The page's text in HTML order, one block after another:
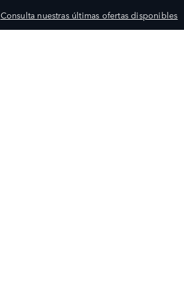
Consulta nuestras últimas ofertas disponibles